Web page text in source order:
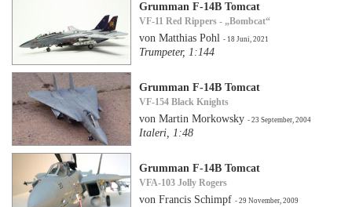
Grumman F-14B Tomcat
VF-11 Red Rippers - „Bombcat“
von Matthias Pohl- 18 Juni, 2021
Trumpeter, 1:144
Grumman F-14B Tomcat
VF-154 Black Knights
von Martin Morkowsky- 23 September, 2004
Italeri, 1:48
Grumman F-14B Tomcat
VFA-103 Jolly Rogers
von Francis Schimpf- 29 November, 2009